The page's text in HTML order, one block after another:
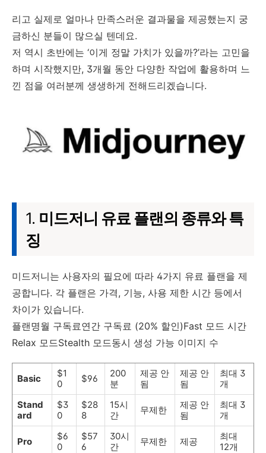
리고 실제로 얼마나 만족스러운 결과물을 제공했는지 궁
금하신 분들이 많으실 텐데요.
저 역시 초반에는 ‘이게 정말 가치가 있을까?’라는 고민을
하며 시작했지만, 3개월 동안 다양한 작업에 활용하며 느
낀 점을 여러분께 생생하게 전해드리겠습니다.
1. 미드저니 유료 플랜의 종류와 특
징
미드저니는 사용자의 필요에 따라 4가지 유료 플랜을 제
공합니다. 각 플랜은 가격, 기능, 사용 제한 시간 등에서
차이가 있습니다.
플랜명월 구독료연간 구독료 (20% 할인)Fast 모드 시간
Relax 모드Stealth 모드동시 생성 가능 이미지 수
Basic
$1
0
$96
200
분
제공 안
됨
제공 안
됨
최대 3
개
Stand
ard
$3
0
$28
8
15시
간
무제한
제공 안
됨
최대 3
개
Pro
$6
0
$57
6
30시
간
무제한 제공
최대
12개